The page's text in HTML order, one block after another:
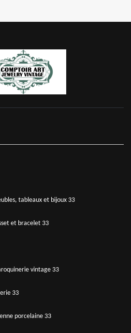
tableaux et bijoux 33
et bracelet 33
vintage 33
33
porcelaine 33